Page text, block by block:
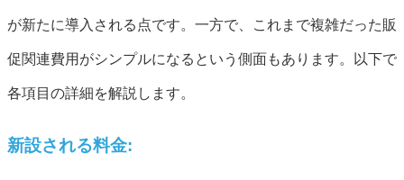
が新たに導入される点です。一方で、これまで複雑だった販
促関連費用がシンプルになるという側面もあります。以下で
各項目の詳細を解説します。
新設される料金: